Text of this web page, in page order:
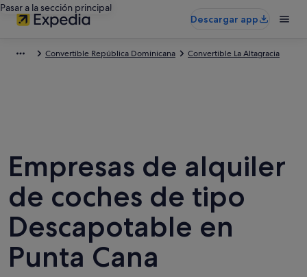
Pasar a la sección principal
Descargar app
Convertible República Dominicana Convertible La Altagracia
Empresas de alquiler
de coches de tipo
Descapotable en
Punta Cana